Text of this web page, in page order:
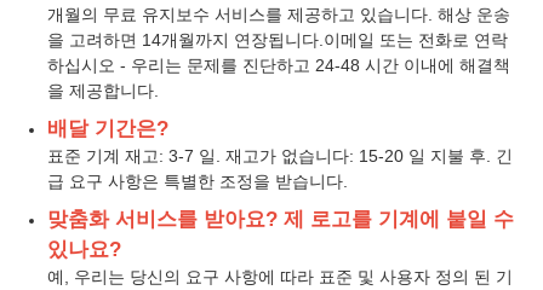
개월의 무료 유지보수 서비스를 제공하고 있습니다. 해상 운송
을 고려하면 14개월까지 연장됩니다.이메일 또는 전화로 연락
하십시오 - 우리는 문제를 진단하고 24-48 시간 이내에 해결책
을 제공합니다.
배달 기간은?
표준 기계 재고: 3-7 일. 재고가 없습니다: 15-20 일 지불 후. 긴
급 요구 사항은 특별한 조정을 받습니다.
맞춤화 서비스를 받아요? 제 로고를 기계에 붙일 수
있나요?
예, 우리는 당신의 요구 사항에 따라 표준 및 사용자 정의 된 기